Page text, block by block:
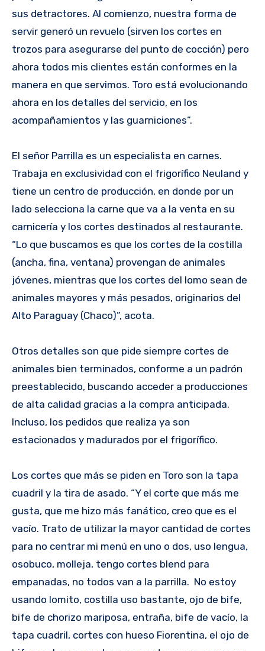
sus detractores. Al comienzo, nuestra forma de
servir generó un revuelo (sirven los cortes en
trozos para asegurarse del punto de cocción) pero
ahora todos mis clientes están conformes en la
manera en que servimos. Toro está evolucionando
ahora en los detalles del servicio, en los
acompañamientos y las guarniciones”.
El señor Parrilla es un especialista en carnes.
Trabaja en exclusividad con el frigorífico Neuland y
tiene un centro de producción, en donde por un
lado selecciona la carne que va a la venta en su
carnicería y los cortes destinados al restaurante.
“Lo que buscamos es que los cortes de la costilla
(ancha, fina, ventana) provengan de animales
jóvenes, mientras que los cortes del lomo sean de
animales mayores y más pesados, originarios del
Alto Paraguay (Chaco)”, acota.
Otros detalles son que pide siempre cortes de
animales bien terminados, conforme a un padrón
preestablecido, buscando acceder a producciones
de alta calidad gracias a la compra anticipada.
Incluso, los pedidos que realiza ya son
estacionados y madurados por el frigorífico.
Los cortes que más se piden en Toro son la tapa
cuadril y la tira de asado. “Y el corte que más me
gusta, que me hizo más fanático, creo que es el
vacío. Trato de utilizar la mayor cantidad de cortes
para no centrar mi menú en uno o dos, uso lengua,
osobuco, molleja, tengo cortes blend para
empanadas, no todos van a la parrilla. No estoy
usando lomito, costilla uso bastante, ojo de bife,
bife de chorizo mariposa, entraña, bife de vacío, la
tapa cuadril, cortes con hueso Fiorentina, el ojo de